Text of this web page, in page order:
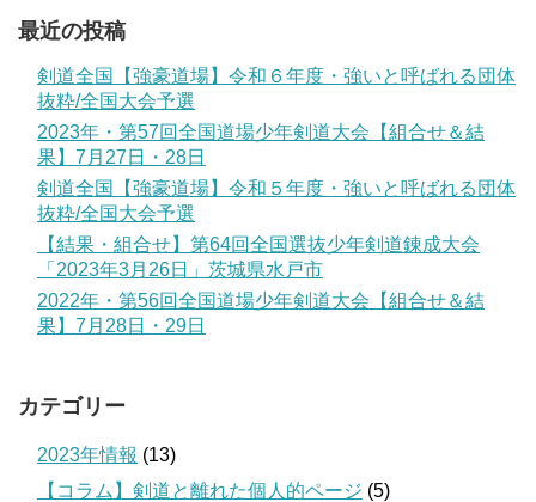
最近の投稿
剣道全国【強豪道場】令和６年度・強いと呼ばれる団体
抜粋/全国大会予選
2023年・第57回全国道場少年剣道大会【組合せ＆結
果】7月27日・28日
剣道全国【強豪道場】令和５年度・強いと呼ばれる団体
抜粋/全国大会予選
【結果・組合せ】第64回全国選抜少年剣道錬成大会
「2023年3月26日」茨城県水戸市
2022年・第56回全国道場少年剣道大会【組合せ＆結
果】7月28日・29日
カテゴリー
2023年情報 (13)
【コラム】剣道と離れた個人的ページ (5)